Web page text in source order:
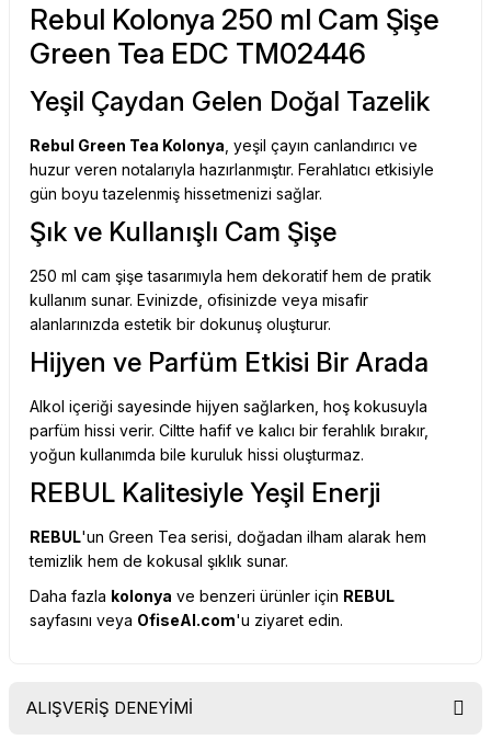
Rebul Kolonya 250 ml Cam Şişe
Green Tea EDC TM02446
Yeşil Çaydan Gelen Doğal Tazelik
Rebul Green Tea Kolonya , yeşil çayın canlandırıcı ve
huzur veren notalarıyla hazırlanmıştır. Ferahlatıcı etkisiyle
gün boyu tazelenmiş hissetmenizi sağlar.
Şık ve Kullanışlı Cam Şişe
250 ml cam şişe tasarımıyla hem dekoratif hem de pratik
kullanım sunar. Evinizde, ofisinizde veya misafir
alanlarınızda estetik bir dokunuş oluşturur.
Hijyen ve Parfüm Etkisi Bir Arada
Alkol içeriği sayesinde hijyen sağlarken, hoş kokusuyla
parfüm hissi verir. Ciltte hafif ve kalıcı bir ferahlık bırakır,
yoğun kullanımda bile kuruluk hissi oluşturmaz.
REBUL Kalitesiyle Yeşil Enerji
REBUL'un Green Tea serisi, doğadan ilham alarak hem
temizlik hem de kokusal şıklık sunar.
Daha fazla kolonya ve benzeri ürünler için REBUL
sayfasını veya OfiseAl.com'u ziyaret edin.
ALIŞVERİŞ DENEYİMİ